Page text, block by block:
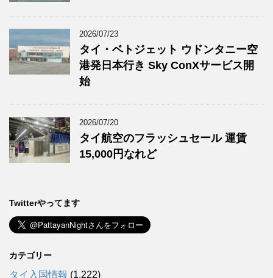
2026/07/23
タイ・ベトジェット ウドンタニー空
港発日本行き Sky ConXサービス開
始
2026/07/20
タイ航空のフラッシュセール 運賃
15,000円なれど
Twitterやってます
カテゴリー
タイ入国情報 (1,222)